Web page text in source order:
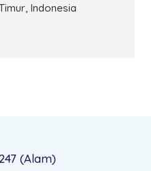
Indonesia
(Alam)